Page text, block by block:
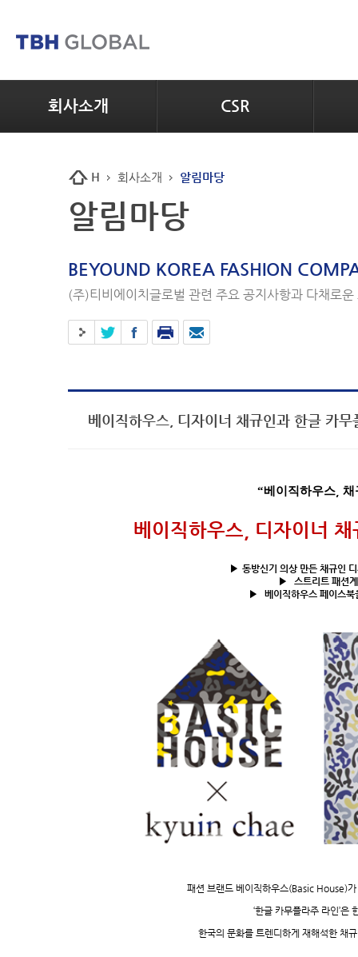
회사소개 CSR
H 회사소개 알림마당
알림마당
BEYOUND KOREA FASHION
(주)티비에이치글로벌 관련 주요 공지사항과 다채로
베이직하우스, 디자이너 채규인과 한글 카
“베이직하우스, 채
베이직하우스 디자이너
▶ 동방신기 의상 만든 채규인
▶ 스트리트 패션
▶ 베이직하우스 페이스
패션 브랜드 베이직하우스(Basic House)가
‘한글 카무플라주 라인’은
한국의 문화를 트렌디하게 재해석한 채